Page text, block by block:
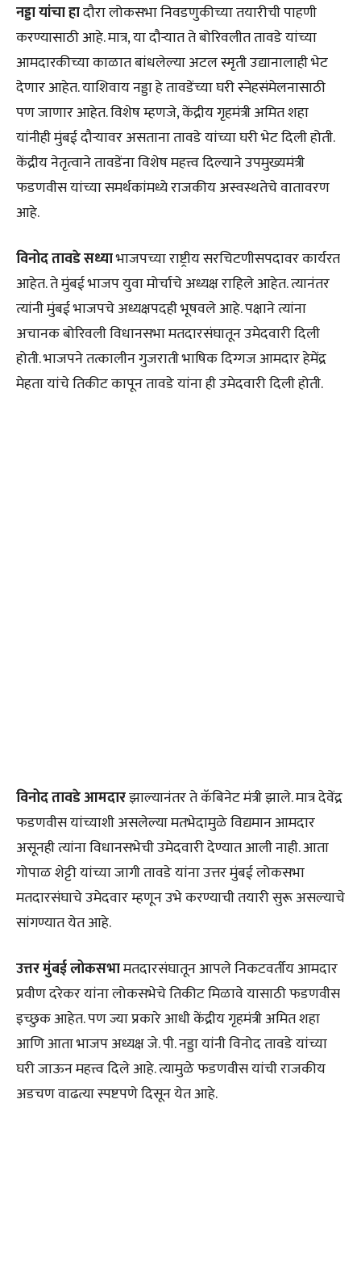
नड्डा यांचा हादौरा लोकसभा निवडणुकीच्या तयारीची पाहणी
करण्यासाठी आहे. मात्र, या दौऱ्यात ते बोरिवलीत तावडे यांच्या
आमदारकीच्या काळात बांधलेल्या अटल स्मृती उद्यानालाही भेट
देणार आहेत. याशिवाय नड्डा हे तावडेंच्या घरी स्नेहसंमेलनासाठी
पण जाणार आहेत. विशेष म्हणजे, केंद्रीय गृहमंत्री अमित शहा
यांनीही मुंबई दौऱ्यावर असताना तावडे यांच्या घरी भेट दिली होती.
केंद्रीय नेतृत्वाने तावडेंना विशेष महत्त्व दिल्याने उपमुख्यमंत्री
फडणवीस यांच्या समर्थकांमध्ये राजकीय अस्वस्थतेचे वातावरण
आहे.
विनोद तावडे सध्याभाजपच्या राष्ट्रीय सरचिटणीसपदावर कार्यरत
आहेत. ते मुंबई भाजप युवा मोर्चाचे अध्यक्ष राहिले आहेत. त्यानंतर
त्यांनी मुंबई भाजपचे अध्यक्षपदही भूषवले आहे. पक्षाने त्यांना
अचानक बोरिवली विधानसभा मतदारसंघातून उमेदवारी दिली
होती. भाजपने तत्कालीन गुजराती भाषिक दिग्गज आमदार हेमेंद्र
मेहता यांचे तिकीट कापून तावडे यांना ही उमेदवारी दिली होती.
विनोद तावडे आमदारझाल्यानंतर ते कॅबिनेट मंत्री झाले. मात्र देवेंद्र
फडणवीस यांच्याशी असलेल्या मतभेदामुळे विद्यमान आमदार
असूनही त्यांना विधानसभेची उमेदवारी देण्यात आली नाही. आता
गोपाळ शेट्टी यांच्या जागी तावडे यांना उत्तर मुंबई लोकसभा
मतदारसंघाचे उमेदवार म्हणून उभे करण्याची तयारी सुरू असल्याचे
सांगण्यात येत आहे.
उत्तर मुंबई लोकसभामतदारसंघातून आपले निकटवर्तीय आमदार
प्रवीण दरेकर यांना लोकसभेचे तिकीट मिळावे यासाठी फडणवीस
इच्छुक आहेत. पण ज्या प्रकारे आधी केंद्रीय गृहमंत्री अमित शहा
आणि आता भाजप अध्यक्ष जे. पी. नड्डा यांनी विनोद तावडे यांच्या
घरी जाऊन महत्त्व दिले आहे. त्यामुळे फडणवीस यांची राजकीय
अडचण वाढत्या स्पष्टपणे दिसून येत आहे.